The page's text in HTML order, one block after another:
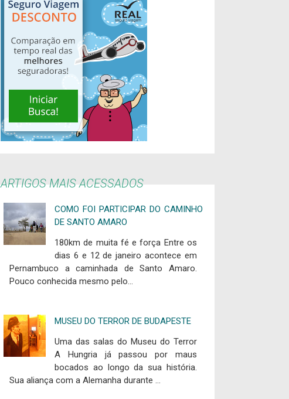
ARTIGOS MAIS ACESSADOS
COMO FOI PARTICIPAR DO CAMINHO
DE SANTO AMARO
180km de muita fé e força Entre os
dias 6 e 12 de janeiro acontece em
Pernambuco a caminhada de Santo Amaro.
Pouco conhecida mesmo pelo...
MUSEU DO TERROR DE BUDAPESTE
Uma das salas do Museu do Terror
A Hungria já passou por maus
bocados ao longo da sua história.
Sua aliança com a Alemanha durante ...